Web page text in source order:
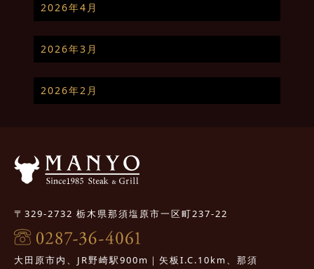
2026年4月
2026年3月
2026年2月
〒329-2732 栃木県那須塩原市一区町237-22
大田原市内、JR野崎駅900m｜矢板I.C.10km、那須